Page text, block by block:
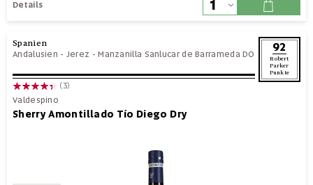
Details
Spanien
Andalusien - Jerez - Manzanilla Sanlucar de Barrameda DO 92
Robert
Parker
Punkte
(3)
Valdespino
Sherry Amontillado Tío Diego Dry